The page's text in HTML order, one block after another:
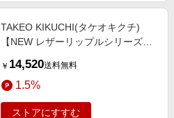
TAKEO KIKUCHI(タケオキクチ)
【NEW レザーリップルシリーズ】
￥ 14,520送料無料
1.5%
ストアにすすむ